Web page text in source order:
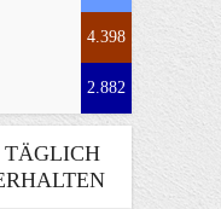
4.398
2.882
TÄGLICH